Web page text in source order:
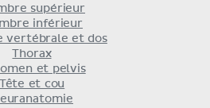
supérieur
inférieur
vertébrale et dos
Thorax
et pelvis
Tête et cou